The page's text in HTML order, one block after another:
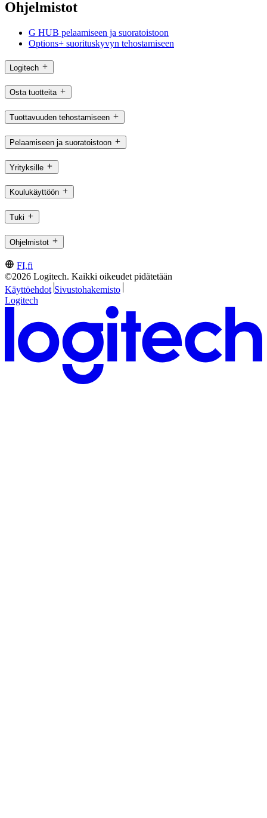
Ohjelmistot
G HUB pelaamiseen ja suoratoistoon
Options+ suorituskyvyn tehostamiseen
Logitech
Osta tuotteita
Tuottavuuden tehostamiseen
Pelaamiseen ja suoratoistoon
Yrityksille
Koulukäyttöön
Tuki
Ohjelmistot
FI,fi
©2026 Logitech. Kaikki oikeudet pidätetään
Käyttöehdot Sivustohakemisto
Logitech